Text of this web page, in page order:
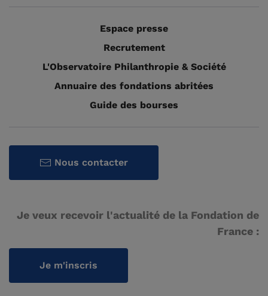
Espace presse
Recrutement
L'Observatoire Philanthropie & Société
Annuaire des fondations abritées
Guide des bourses
Nous contacter
Je veux recevoir l'actualité de la Fondation de
France :
Je m'inscris